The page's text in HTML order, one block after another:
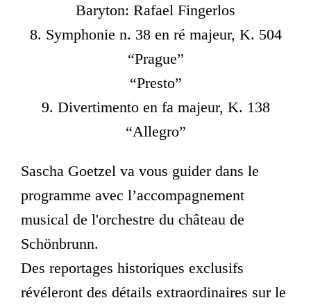
Baryton: Rafael Fingerlos
8. Symphonie n. 38 en ré majeur, K. 504
“Prague”
“Presto”
9. Divertimento en fa majeur, K. 138
“Allegro”
Sascha Goetzel va vous guider dans le
programme avec l’accompagnement
musical de l'orchestre du château de
Schönbrunn.
Des reportages historiques exclusifs
révéleront des détails extraordinaires sur le